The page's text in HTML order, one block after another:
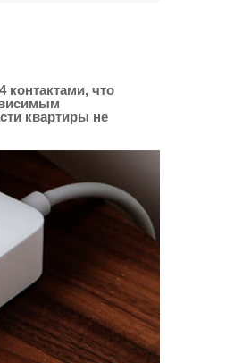
контактами, что
квартиры не